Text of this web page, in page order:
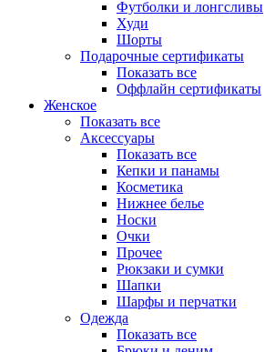
Футболки и лонгсливы
Худи
Шорты
Подарочные сертификаты
Показать все
Оффлайн сертификаты
Женское
Показать все
Аксессуары
Показать все
Кепки и панамы
Косметика
Нижнее белье
Носки
Очки
Прочее
Рюкзаки и сумки
Шапки
Шарфы и перчатки
Одежда
Показать все